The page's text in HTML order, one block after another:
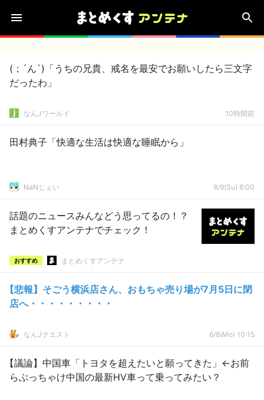
(；´ん`)「うちの兄貴、戒名を最安でお願いしたら三文字
だったわ」
なんJワールド 10時間前
田村典子「快適な生活は快適な睡眠から」
NaNじぇい 8/9(Su) 6:00
話題のニュースみんなどう思ってるの！？
まとめくすアンテナでチェック！
おすすめ まとめくすアンテナ
【悲報】そごう横浜店さん、おもちゃ売り場が7月5日に閉
店へ・・・・・・・・・
なんJクエスト 6/8(Mo) 10:15
【議論】中国車「トヨタを超えたいと願ってきた」←お前
らぶっちゃけ中国の最新HV車って乗ってみたい？